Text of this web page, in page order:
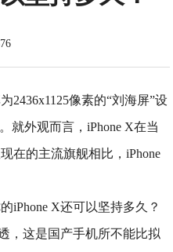
2436x1125像素的“刘海屏”设
就外观而言，iPhone X在当
在的主流旗舰相比，iPhone
，这是国产手机所不能比拟